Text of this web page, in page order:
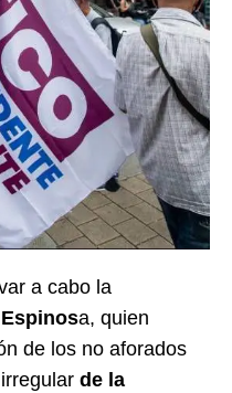
a cabo la
a, quien
de los no aforados
de la